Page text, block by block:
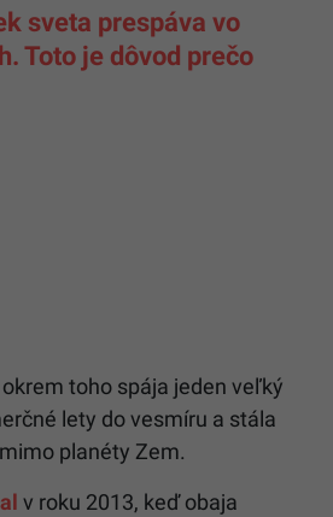
sveta prespáva vo
Toto je dôvod prečo
toho spája jeden veľký
lety do vesmíru a stála
planéty Zem.
v roku 2013, keď obaja